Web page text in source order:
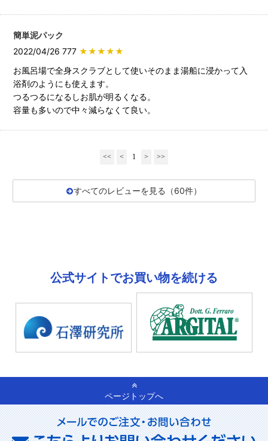
簡単泥パック
2022/04/26 777 ★★★★★
お風呂場で全身スクラブとして使いそのまま湯船に浸かって入
浴剤のようにも使えます。
つるつるになるしお肌が明るくなる。
容量も多いので中々減らなくて良い。
<< < 1 > >>
すべてのレビューを見る（60件）
公式サイトでお買い物を続ける
ページトップへ